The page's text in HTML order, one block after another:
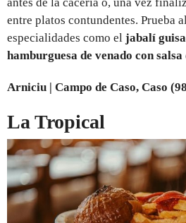
entre platos contundentes. Prueba
especialidades como el jabalí
hamburguesa de venado con salsa
Arniciu | Campo de Caso, Caso
La Tropical